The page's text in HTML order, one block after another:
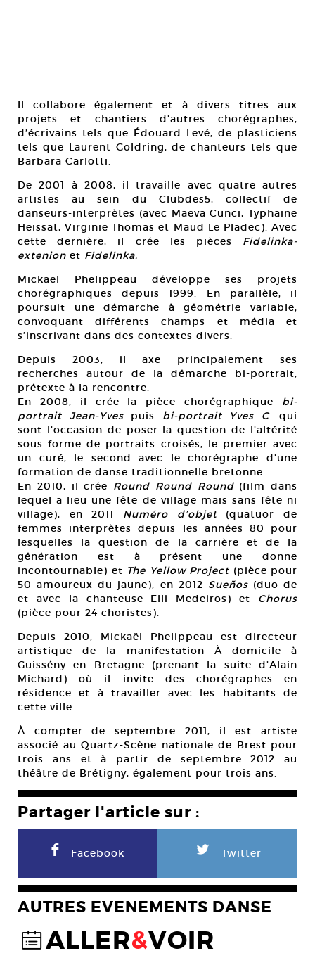
Il collabore également et à divers titres aux
projets et chantiers d’autres chorégraphes,
d’écrivains tels que Édouard Levé, de plasticiens
tels que Laurent Goldring, de chanteurs tels que
Barbara Carlotti.
De 2001 à 2008, il travaille avec quatre autres
artistes au sein du Clubdes5, collectif de
danseurs-interprètes (avec Maeva Cunci, Typhaine
Heissat, Virginie Thomas et Maud Le Pladec). Avec
cette dernière, il crée les pièces Fidelinka-
extenion et Fidelinka.
Mickaël Phelippeau développe ses projets
chorégraphiques depuis 1999. En parallèle, il
poursuit une démarche à géométrie variable,
convoquant différents champs et média et
s’inscrivant dans des contextes divers.
Depuis 2003, il axe principalement ses
recherches autour de la démarche bi-portrait,
prétexte à la rencontre.
En 2008, il crée la pièce chorégraphique bi-
portrait Jean-Yvespuis bi-portrait Yves C. qui
sont l’occasion de poser la question de l’altérité
sous forme de portraits croisés, le premier avec
un curé, le second avec le chorégraphe d’une
formation de danse traditionnelle bretonne.
En 2010, il crée Round Round Round(film dans
lequel a lieu une fête de village mais sans fête ni
village), en 2011 Numéro d’objet(quatuor de
femmes interprètes depuis les années 80 pour
lesquelles la question de la carrière et de la
génération est à présent une donne
incontournable) et The Yellow Project (pièce pour
50 amoureux du jaune), en 2012 Sueños(duo de
et avec la chanteuse Elli Medeiros) et Chorus
(pièce pour 24 choristes).
Depuis 2010, Mickaël Phelippeau est directeur
artistique de la manifestation À domicile à
Guissény en Bretagne (prenant la suite d’Alain
Michard) où il invite des chorégraphes en
résidence et à travailler avec les habitants de
cette ville.
À compter de septembre 2011, il est artiste
associé au Quartz-Scène nationale de Brest pour
trois ans et à partir de septembre 2012 au
théâtre de Brétigny, également pour trois ans.
Partager l'article sur :
F Facebook L Twitter
AUTRES EVENEMENTS DANSE
@ALLER&VOIR